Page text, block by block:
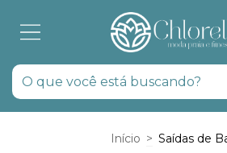
Início > Saídas de